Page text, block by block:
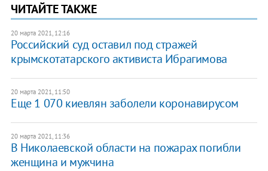
ЧИТАЙТЕ ТАКЖЕ
20 марта 2021, 12:16
Российский суд оставил под стражей
крымскотатарского активиста Ибрагимова
20 марта 2021, 11:50
Еще 1 070 киевлян заболели коронавирусом
20 марта 2021, 11:36
В Николаевской области на пожарах погибли
женщина и мужчина